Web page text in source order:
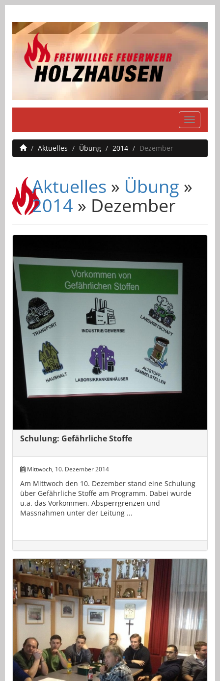
Aktuelles
Übung 2014 Dezember
Aktuelles » Übung »
2014 » Dezember
Schulung: Gefährliche Stoffe
Mittwoch, 10. Dezember 2014
Am Mittwoch den 10. Dezember stand eine Schulung
über Gefährliche Stoffe am Programm. Dabei wurde
u.a. das Vorkommen, Absperrgrenzen und
Massnahmen unter der Leitung ...